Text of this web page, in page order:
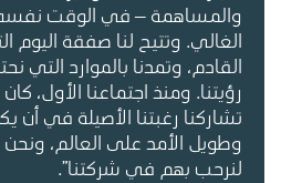
والمساهمة – في الوقت
الغالي. وتتيح لنا صفقة اليوم
القادم، وتمدنا بالموارد التي
رؤيتنا. ومنذ اجتماعنا الأول،
تشاركنا رغبتنا الأصيلة في أن
وطويل الأمد على العالم،
لنرحب بهم في شركتنا”.